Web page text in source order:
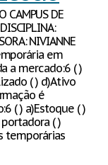
CAMPUS DE
NIVIANNE
em
a mercado:6 ( )
( ) d)Ativo
é
( ) a)Estoque ( )
( )
temporárias